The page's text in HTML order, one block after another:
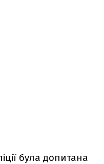
була допитана